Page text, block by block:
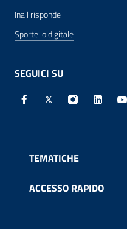
Inail risponde
Sportello digitale
SEGUICI SU
Facebook - Sito
X - Sito esterno
Instagram
TEMATICHE
ACCESSO RAPIDO